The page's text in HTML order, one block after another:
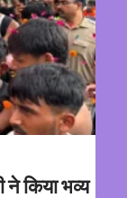
ने किया भव्य